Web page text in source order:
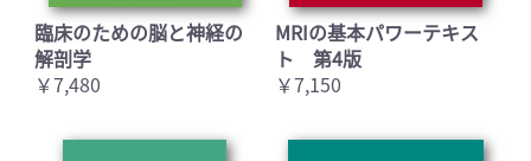
臨床のための脳と神経の
解剖学
￥7,480
MRIの基本パワーテキス
ト 第4版
￥7,150